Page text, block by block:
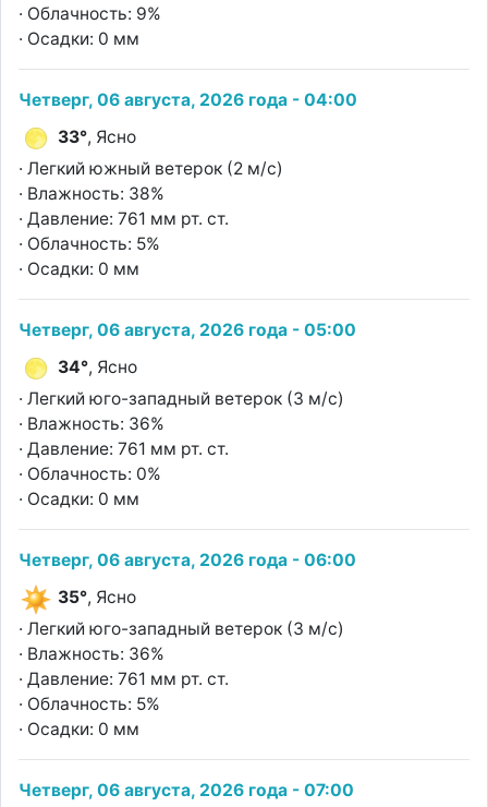
· Облачность: 9%
· Осадки: 0 мм
Четверг, 06 августа, 2026 года - 04:00
33°, Ясно
· Легкий южный ветерок (2 м/с)
· Влажность: 38%
· Давление: 761 мм рт. ст.
· Облачность: 5%
· Осадки: 0 мм
Четверг, 06 августа, 2026 года - 05:00
34°, Ясно
· Легкий юго-западный ветерок (3 м/с)
· Влажность: 36%
· Давление: 761 мм рт. ст.
· Облачность: 0%
· Осадки: 0 мм
Четверг, 06 августа, 2026 года - 06:00
35°, Ясно
· Легкий юго-западный ветерок (3 м/с)
· Влажность: 36%
· Давление: 761 мм рт. ст.
· Облачность: 5%
· Осадки: 0 мм
Четверг, 06 августа, 2026 года - 07:00